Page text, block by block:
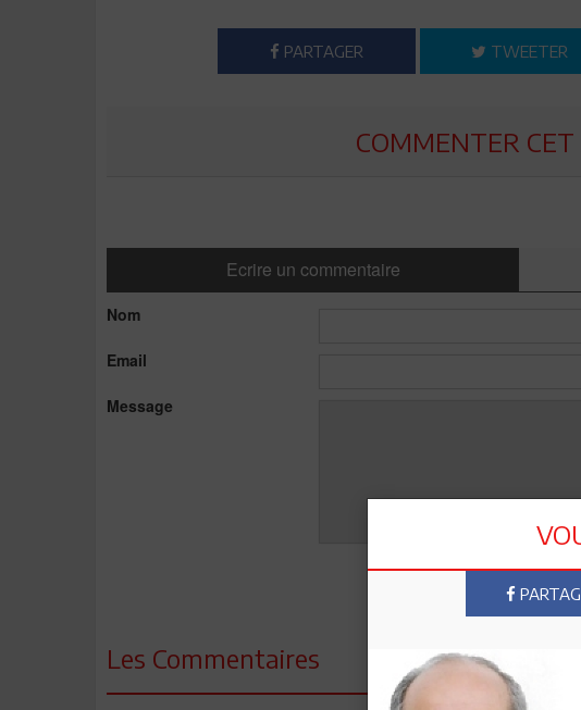
PARTAGER TWEETER
COMMENTER CET
Ecrire un commentaire
Nom
Email
Message
Les Commentaires